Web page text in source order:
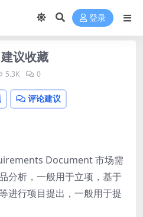
登录
议收藏
5.3K 0
评论建议
Document 市场需
分析，⼀般⽤于⽴项，基于
进行项目提出，⼀般用于提